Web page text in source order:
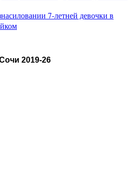
7-летней девочки в
2019-26